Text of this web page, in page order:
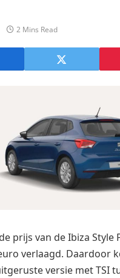
2 Mins Read
prijs van de Ibiza Style
verlaagd. Daardoor
versie met TSI